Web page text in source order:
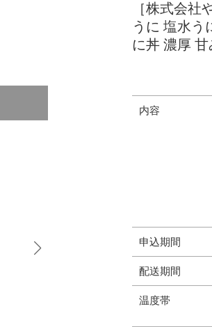
［株式会社
うに 塩水う
に丼 濃厚 甘
内容
申込期間
配送期間
温度帯